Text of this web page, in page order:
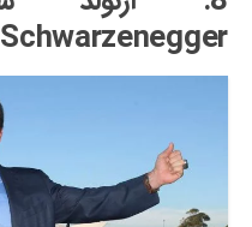
Schwarzenegger)